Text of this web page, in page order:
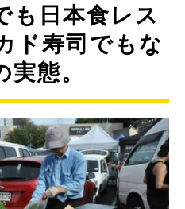
も日本食レス
ド寿司でもな
実態。